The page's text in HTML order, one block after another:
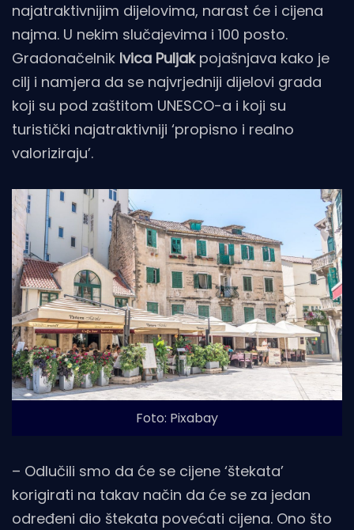
najatraktivnijim dijelovima, narast će i cijena
najma. U nekim slučajevima i 100 posto.
Gradonačelnik Ivica Puljakpojašnjava kako je
cilj i namjera da se najvrjedniji dijelovi grada
koji su pod zaštitom UNESCO-a i koji su
turistički najatraktivniji ‘propisno i realno
valoriziraju’.
Foto: Pixabay
– Odlučili smo da će se cijene ‘štekata’
korigirati na takav način da će se za jedan
određeni dio štekata povećati cijena. Ono što